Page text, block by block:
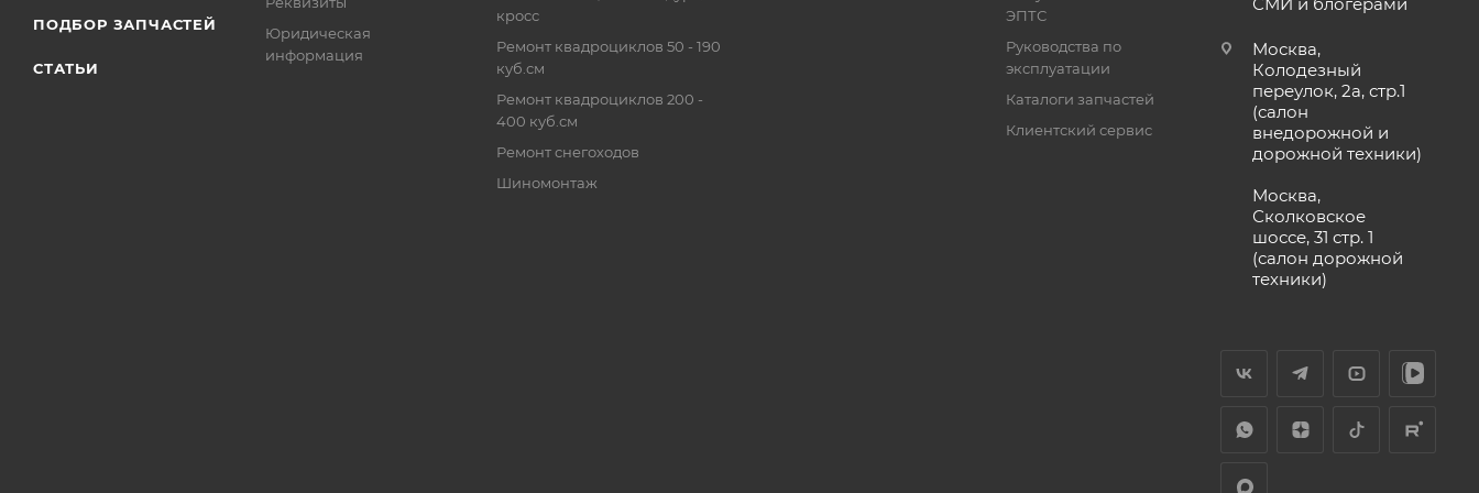
ПОДБОР ЗАПЧАСТЕЙ
СТАТЬИ
Юридическая
информация
кросс
Ремонт квадроциклов 50 - 190
куб.см
Ремонт квадроциклов 200 -
400 куб.см
Ремонт снегоходов
Шиномонтаж
ЭПТС
Руководства по
эксплуатации
Каталоги запчастей
Клиентский сервис
Москва,
Колодезный
переулок, 2а, стр.1
(салон
внедорожной и
дорожной техники)
Москва,
Сколковское
шоссе, 31 стр. 1
(салон дорожной
техники)